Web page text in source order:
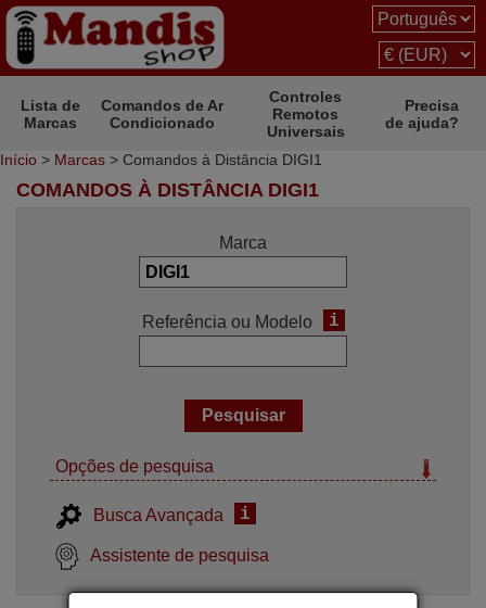
Lista de
Marcas
Comandos de Ar
Condicionado
Controles
Remotos
Universais
Precisa
de ajuda?
Início > Marcas > Comandos à Distância DIGI1
COMANDOS À DISTÂNCIA DIGI1
Marca
Referência ou Modelo i
Opções de pesquisa
Busca Avançada i
Assistente de pesquisa